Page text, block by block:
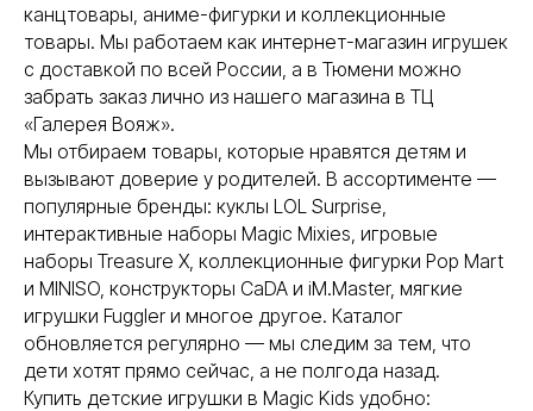
канцтовары, аниме-фигурки и коллекционные
товары. Мы работаем как интернет-магазин игрушек
с доставкой по всей России, а в Тюмени можно
забрать заказ лично из нашего магазина в ТЦ
«Галерея Вояж».
Мы отбираем товары, которые нравятся детям и
вызывают доверие у родителей. В ассортименте —
популярные бренды: куклы LOL Surprise,
интерактивные наборы Magic Mixies, игровые
наборы Treasure X, коллекционные фигурки Pop Mart
и MINISO, конструкторы CaDA и iM.Master, мягкие
игрушки Fuggler и многое другое. Каталог
обновляется регулярно — мы следим за тем, что
дети хотят прямо сейчас, а не полгода назад.
Купить детские игрушки в Magic Kids удобно: